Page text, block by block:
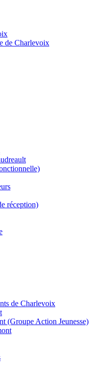
de Charlevoix
réception)
de Charlevoix
(Groupe Action Jeunesse)